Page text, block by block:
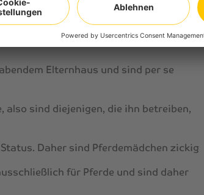
auf viele andere Menschen. Setzt man
trifft man auf viele Vorurteile und
Elternhaus und sind per se
also sind diejenigen, die ihn betreiben,
Daher sind Pferdemädchen zickig
für Pferde und sind daher